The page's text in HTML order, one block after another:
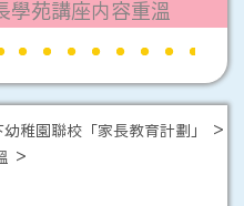
學苑講座内容重溫
稚園聯校「家長教育計劃」